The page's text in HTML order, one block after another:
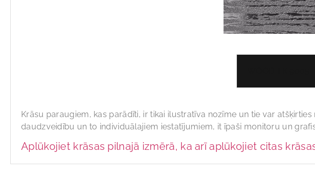
Krāsu paraugiem, kas parādīti, ir tikai ilustratīva nozīme un tie var
daudzveidību un to individuālajiem iestatījumiem, it īpaši monitoru un
Aplūkojiet krāsas pilnajā izmērā, ka arī aplūkojiet citas